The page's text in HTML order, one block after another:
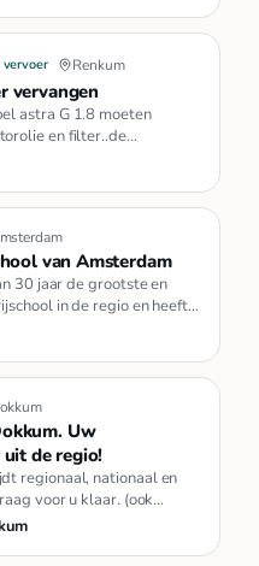
Renkum
vervangen
astra G 1.8 moeten
en filter..de
van Amsterdam
30 jaar de grootste en
in de regio en heeft
Uw
de regio!
regionaal, nationaal en
voor u klaar. (ook